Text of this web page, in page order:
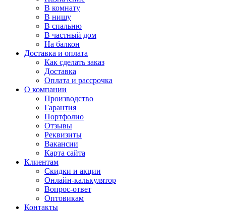
В комнату
В нишу
В спальню
В частный дом
На балкон
Доставка и оплата
Как сделать заказ
Доставка
Оплата и рассрочка
О компании
Производство
Гарантия
Портфолио
Отзывы
Реквизиты
Вакансии
Карта сайта
Клиентам
Скидки и акции
Онлайн-калькулятор
Вопрос-ответ
Оптовикам
Контакты